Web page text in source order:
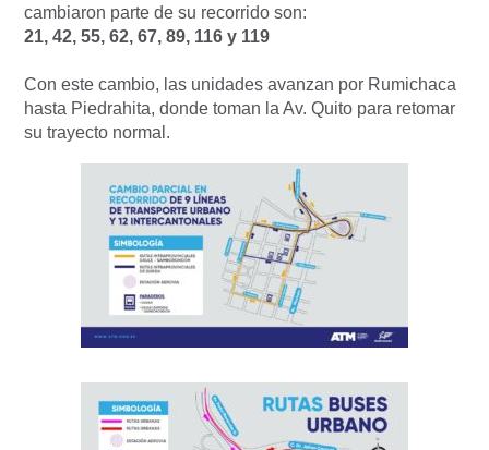
cambiaron parte de su recorrido son:
21, 42, 55, 62, 67, 89, 116 y 119
Con este cambio, las unidades avanzan por Rumichaca
hasta Piedrahita, donde toman la Av. Quito para retomar
su trayecto normal.